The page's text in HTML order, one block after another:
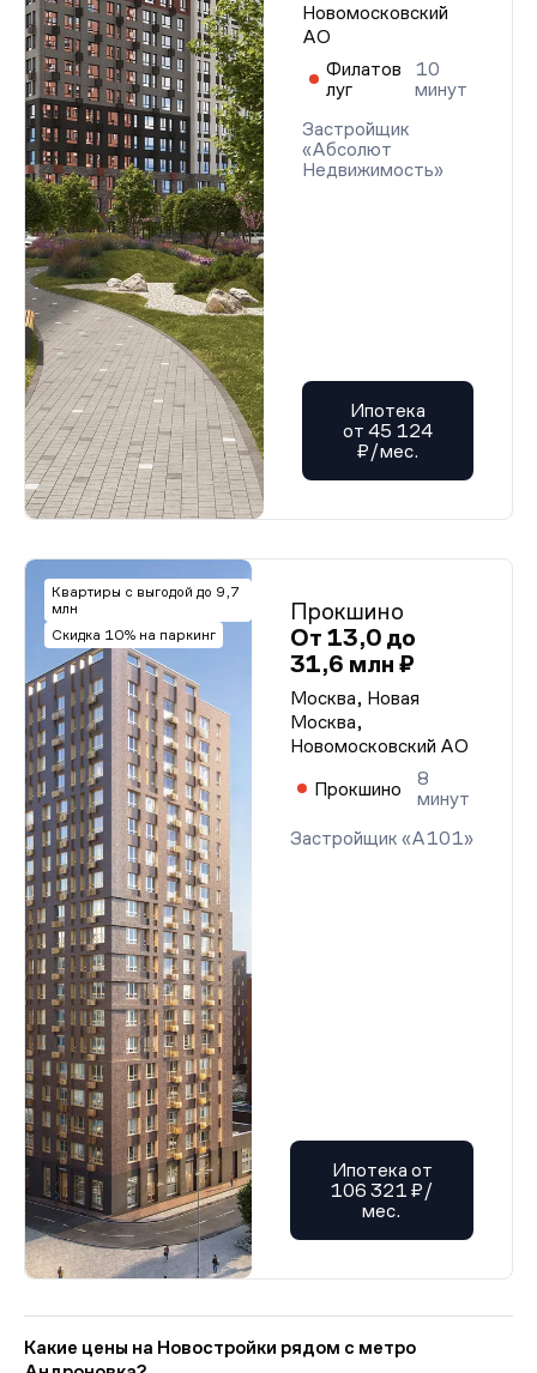
Новомосковский
АО
Филатов
луг
10
минут
Застройщик
«Абсолют
Недвижимость»
Ипотека
от 45 124
₽/мес.
Квартиры с выгодой до 9,7
млн
Скидка 10% на паркинг
Прокшино
От 13,0 до
31,6 млн ₽
Москва, Новая
Москва,
Новомосковский АО
Прокшино
8
минут
Застройщик «А101»
Ипотека от
106 321 ₽/
мес.
Какие цены на Новостройки рядом с метро